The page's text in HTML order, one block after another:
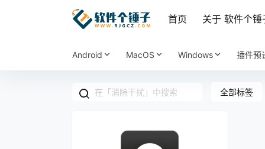
首页 关于 软件个锤
Android MacOS Windows 插件预
全部标签